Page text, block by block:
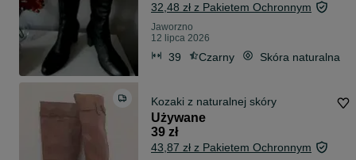
32,48 zł z Pakietem Ochronnym
Jaworzno
12 lipca 2026
39 Czarny Skóra naturalna
Kozaki z naturalnej skóry
Używane
39 zł
43,87 zł z Pakietem Ochronnym